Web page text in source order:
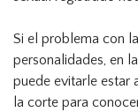
Si el problema con
personalidades, en
puede evitarle estar
la corte para